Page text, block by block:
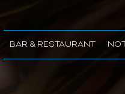
BAR & RESTAURANT